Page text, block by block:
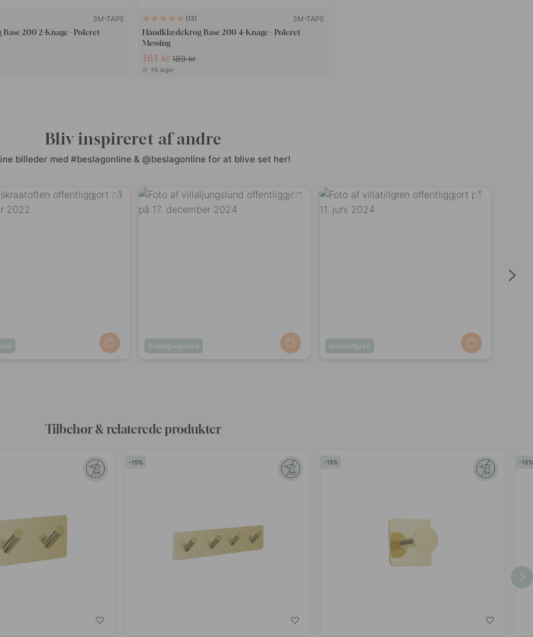
3M-TAPE
200 2-Knage - Poleret
13 3M-TAPE
Håndklædekrog Base 200 4-Knage - Poleret
Messing
161 kr 189 kr
På lager
Bliv inspireret af andre
billeder med #beslagonline & @beslagonline for at blive set her!
Opslag
villaljungslund
Opslag
villatillgren
Tilbehør & relaterede produkter
15 15 15